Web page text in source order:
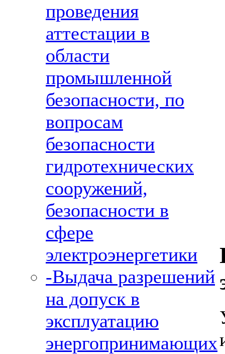
проведения
аттестации в
области
промышленной
безопасности, по
вопросам
безопасности
гидротехнических
сооружений,
безопасности в
сфере
электроэнергетики
-Выдача разрешений
на допуск в
эксплуатацию
энергопринимающих